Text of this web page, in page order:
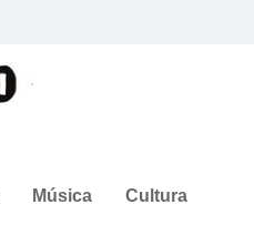
Música Cultura